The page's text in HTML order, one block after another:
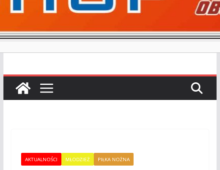
AKTUALNOŚCI MŁODZIEŻ PIŁKA NOŻNA